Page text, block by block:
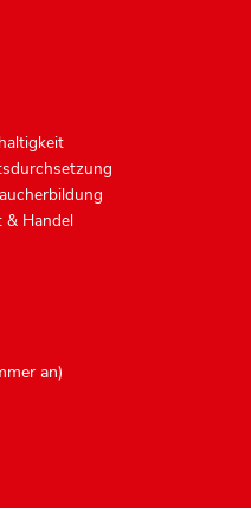
& Handel
an)